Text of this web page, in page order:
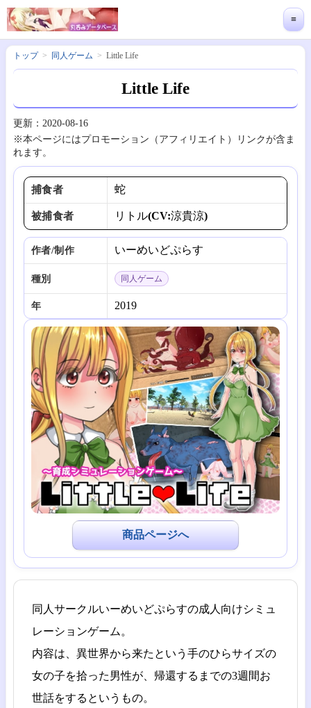
≡
トップ 同人ゲーム Little Life
Little Life
更新：2020-08-16
※本ページにはプロモーション（アフィリエイト）リンクが含ま
れます。
商品ページへ
捕食者 蛇
被捕食者 リトル(CV:涼貴涼)
作者/制作 いーめいどぷらす
種別 同人ゲーム
年 2019
同人サークルいーめいどぷらすの成人向けシミュ
レーションゲーム。
内容は、異世界から来たという手のひらサイズの
女の子を拾った男性が、帰還するまでの3週間お
世話をするというもの。